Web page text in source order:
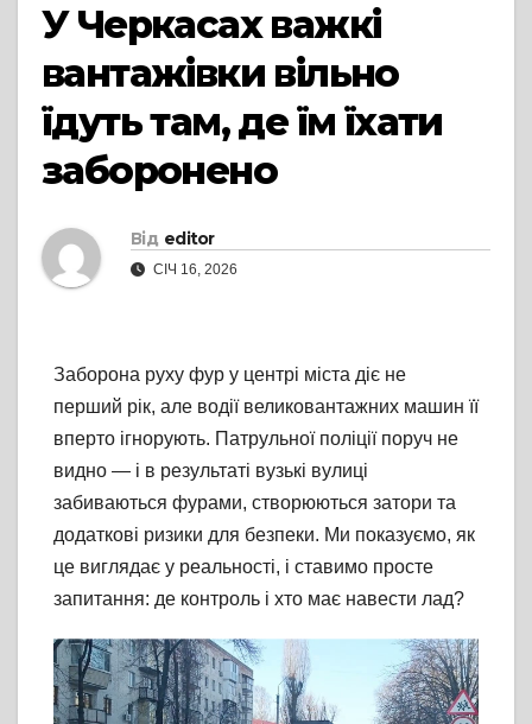
У Черкасах важкі
вантажівки вільно
їдуть там, де їм їхати
заборонено
Від editor
СІЧ 16, 2026
Заборона руху фур у центрі міста діє не
перший рік, але водії великовантажних машин її
вперто ігнорують. Патрульної поліції поруч не
видно — і в результаті вузькі вулиці
забиваються фурами, створюються затори та
додаткові ризики для безпеки. Ми показуємо, як
це виглядає у реальності, і ставимо просте
запитання: де контроль і хто має навести лад?